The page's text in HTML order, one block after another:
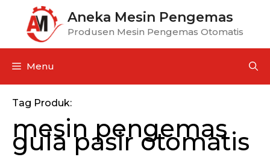
Aneka Mesin Pengemas
Produsen Mesin Pengemas Otomatis
Menu
Tag Produk:
mesin pengemas
gula pasir otomatis